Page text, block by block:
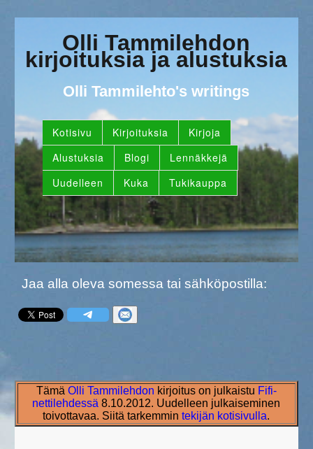
Olli Tammilehdon
kirjoituksia ja alustuksia
Olli Tammilehto's writings
Kotisivu Kirjoituksia
Kirjoja
Alustuksia
Blogi
Lennäkkejä
Uudelleen
Kuka Tukikauppa
Jaa alla oleva somessa tai sähköpostilla:
Tämä Olli Tammilehdon kirjoitus on julkaistu Fifi-
nettilehdessä 8.10.2012. Uudelleen julkaiseminen
toivottavaa. Siitä tarkemmintekijän kotisivulla.